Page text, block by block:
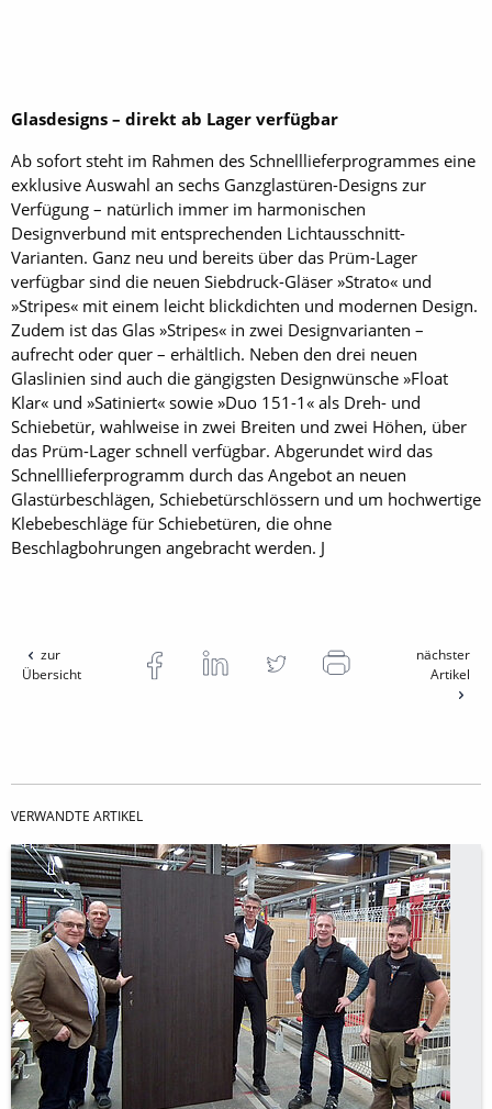
Glasdesigns – direkt ab Lager verfügbar
Ab sofort steht im Rahmen des Schnelllieferprogrammes eine
exklusive Auswahl an sechs Ganzglastüren-Designs zur
Verfügung – natürlich immer im harmonischen
Designverbund mit entsprechenden Lichtausschnitt-
Varianten. Ganz neu und bereits über das Prüm-Lager
verfügbar sind die neuen Siebdruck-Gläser »Strato« und
»Stripes« mit einem leicht blickdichten und modernen Design.
Zudem ist das Glas »Stripes« in zwei Designvarianten –
aufrecht oder quer – erhältlich. Neben den drei neuen
Glaslinien sind auch die gängigsten Designwünsche »Float
Klar« und »Satiniert« sowie »Duo 151-1« als Dreh- und
Schiebetür, wahlweise in zwei Breiten und zwei Höhen, über
das Prüm-Lager schnell verfügbar. Abgerundet wird das
Schnelllieferprogramm durch das Angebot an neuen
Glastürbeschlägen, Schiebetürschlössern und um hochwertige
Klebebeschläge für Schiebetüren, die ohne
Beschlagbohrungen angebracht werden. J
zur
Übersicht
nächster
Artikel
VERWANDTE ARTIKEL